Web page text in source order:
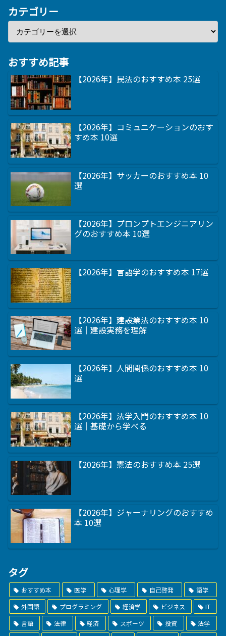
カテゴリー
おすすめ記事
【2026年】民法のおすすめ本 25選
【2026年】コミュニケーションのおす
すめ本 10選
【2026年】サッカーのおすすめ本 10
選
【2026年】プロンプトエンジニアリン
グのおすすめ本 10選
【2026年】言語学のおすすめ本 17選
【2026年】建設業法のおすすめ本 10
選｜建設実務を理解
【2026年】人間関係のおすすめ本 10
選
【2026年】法学入門のおすすめ本 10
選｜基礎から学べる
【2026年】憲法のおすすめ本 25選
【2026年】ジャーナリングのおすすめ
本 10選
タグ
おすすめ本 医学 心理学 自己啓発
語学
外国語
プログラミング 経済学 ビジネス
IT
言語
法律 経済 スポーツ 投資
法学